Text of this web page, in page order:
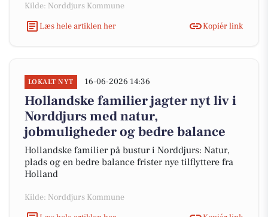
Kilde: Norddjurs Kommune
Læs hele artiklen her
Kopiér link
LOKALT NYT 16-06-2026 14:36
Hollandske familier jagter nyt liv i
Norddjurs med natur,
jobmuligheder og bedre balance
Hollandske familier på bustur i Norddjurs: Natur,
plads og en bedre balance frister nye tilflyttere fra
Holland
Kilde: Norddjurs Kommune